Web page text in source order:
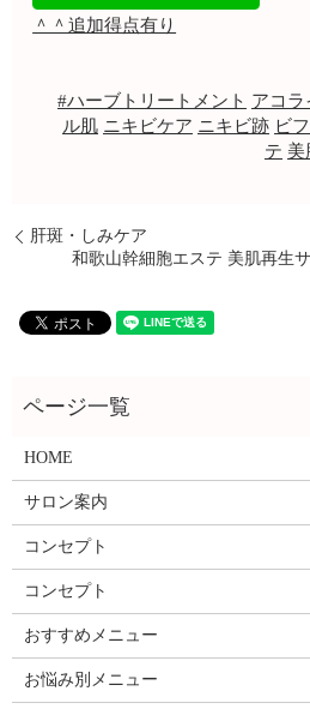
＾＾追加得点有り
#ハーブトリートメント アコラ
ル肌 ニキビケア ニキビ跡 ビ
テ 美
肝斑・しみケア
和歌山幹細胞エステ 美肌再生
HOME
サロン案内
コンセプト
コンセプト
おすすめメニュー
お悩み別メニュー